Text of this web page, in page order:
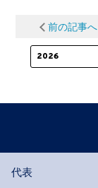
前の記事へ
代表